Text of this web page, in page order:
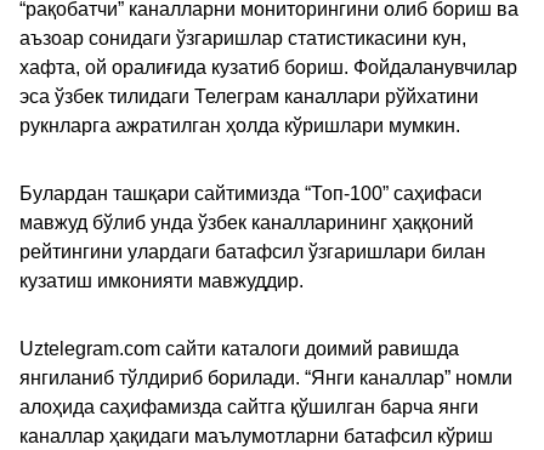
“рақобатчи” каналларни мониторингини олиб бориш ва
аъзоар сонидаги ўзгаришлар статистикасини кун,
хафта, ой оралиғида кузатиб бориш. Фойдаланувчилар
эса ўзбек тилидаги Телеграм каналлари рўйхатини
рукнларга ажратилган ҳолда кўришлари мумкин.
Булардан ташқари сайтимизда “Топ-100” саҳифаси
мавжуд бўлиб унда ўзбек каналларининг ҳаққоний
рейтингини улардаги батафсил ўзгаришлари билан
кузатиш имконияти мавжуддир.
Uztelegram.com сайти каталоги доимий равишда
янгиланиб тўлдириб борилади. “Янги каналлар” номли
алоҳида саҳифамизда сайтга қўшилган барча янги
каналлар ҳақидаги маълумотларни батафсил кўриш